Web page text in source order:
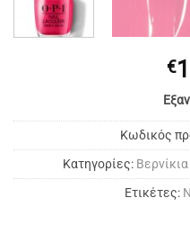
€
Κωδικός
Κατηγορίες:
Ετικέτες: